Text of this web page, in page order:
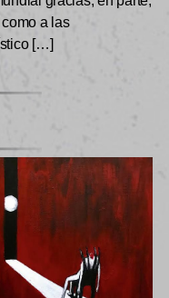
a las
[…]